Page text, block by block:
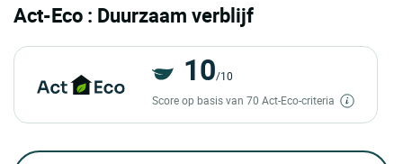
Act-Eco : Duurzaam verblijf
10/10
Score op basis van 70 Act-Eco-criteria